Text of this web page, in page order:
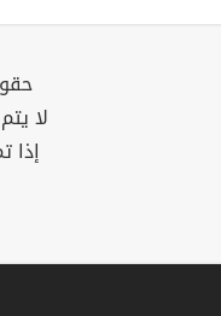
لا
إذا